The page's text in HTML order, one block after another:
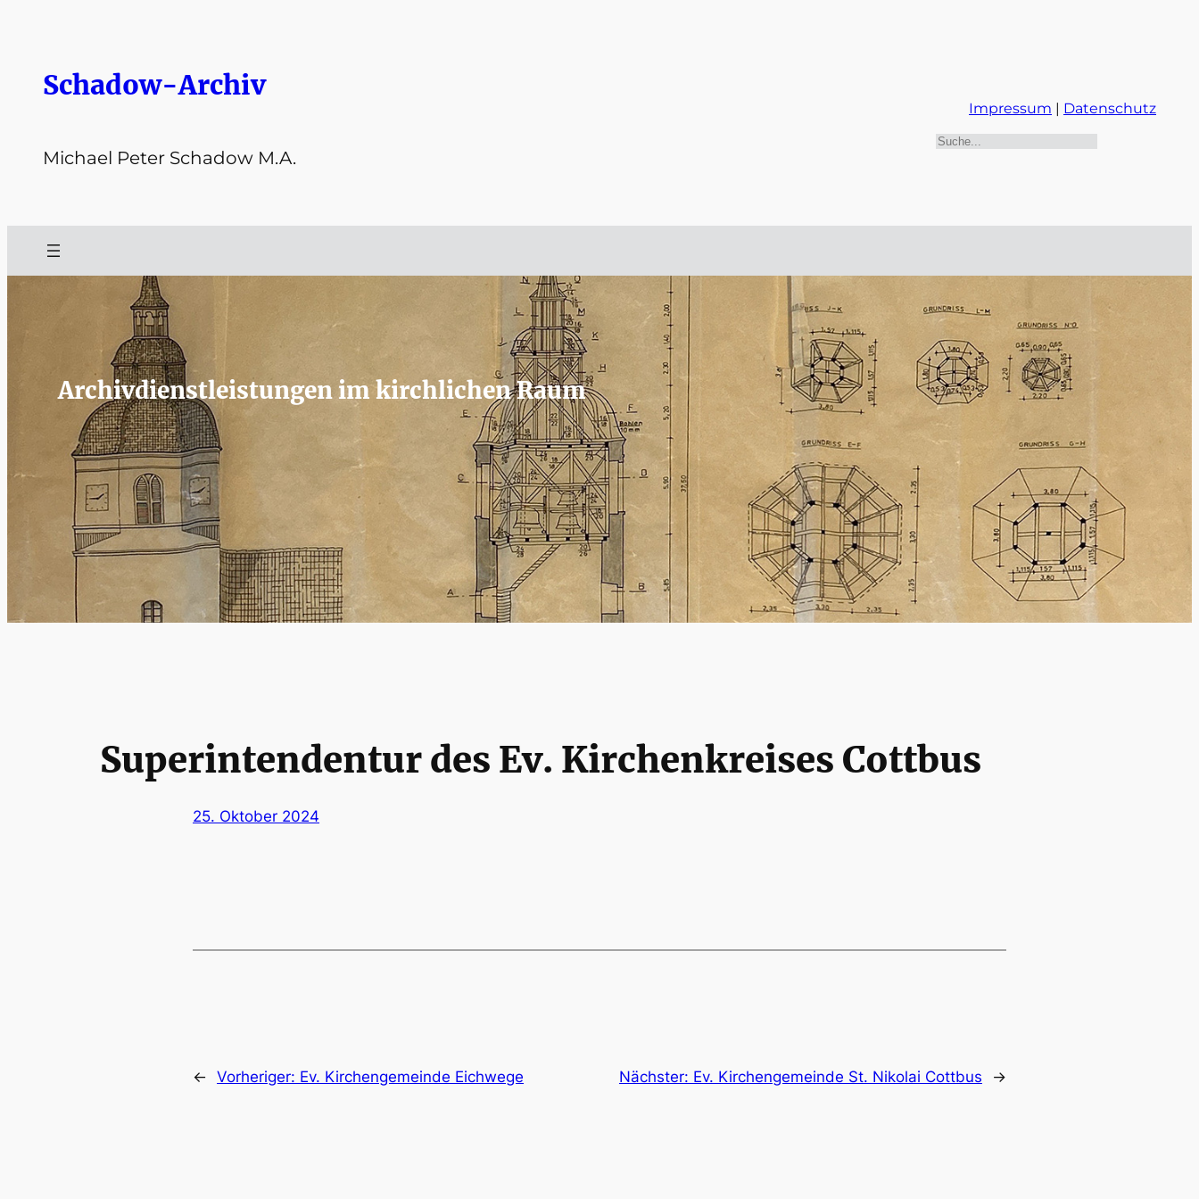
Schadow-Archiv
Michael Peter Schadow M.A.
Impressum | Datenschutz
Suchen
Archivdienstleistungen im kirchlichen Raum
Superintendentur des Ev. Kirchenkreises Cottbus
25. Oktober 2024
← Vorheriger: Ev. Kirchengemeinde Eichwege Nächster: Ev. Kirchengemeinde St. Nikolai Cottbus →